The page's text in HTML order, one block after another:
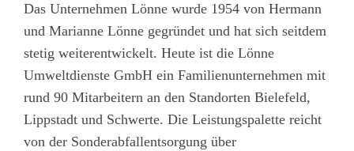
Das Unternehmen Lönne wurde 1954 von Hermann
und Marianne Lönne gegründet und hat sich seitdem
stetig weiterentwickelt. Heute ist die Lönne
Umweltdienste GmbH ein Familienunternehmen mit
rund 90 Mitarbeitern an den Standorten Bielefeld,
Lippstadt und Schwerte. Die Leistungspalette reicht
von der Sonderabfallentsorgung über